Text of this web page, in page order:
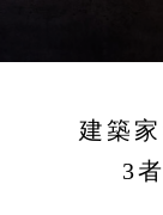
建築
3